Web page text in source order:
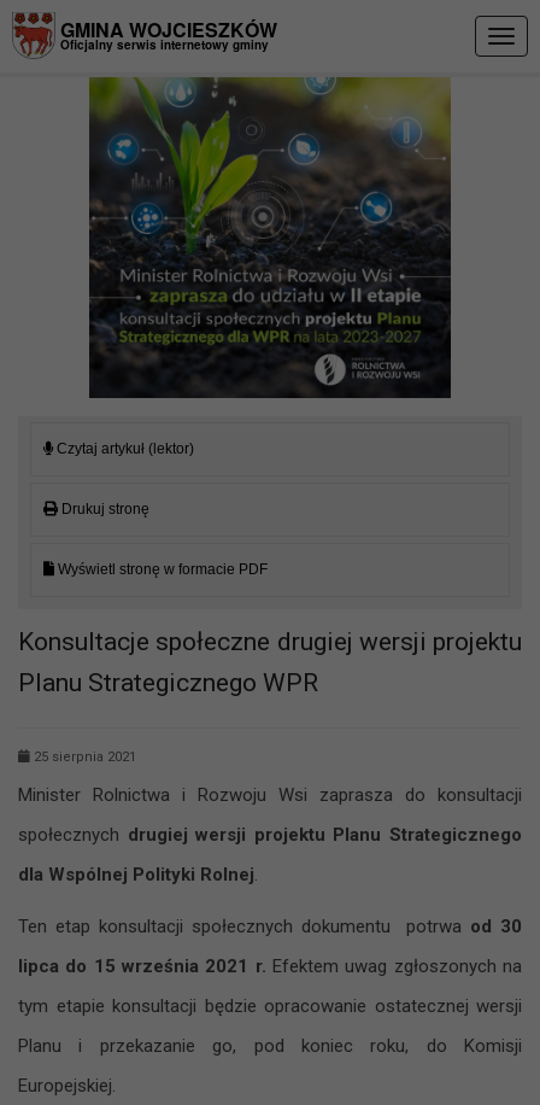
GMINA WOJCIESZKÓW
Oficjalny serwis internetowy gminy
Czytaj artykuł (lektor)
Drukuj stronę
Wyświetl stronę w formacie PDF
Konsultacje społeczne drugiej wersji projektu
Planu Strategicznego WPR
25 sierpnia 2021
Minister Rolnictwa i Rozwoju Wsi zaprasza do konsultacji
społecznych drugiej wersji projektu Planu Strategicznego
dla Wspólnej Polityki Rolnej.
Ten etap konsultacji społecznych dokumentu potrwa od 30
lipca do 15 września 2021 r. Efektem uwag zgłoszonych na
tym etapie konsultacji będzie opracowanie ostatecznej wersji
Planu i przekazanie go, pod koniec roku, do Komisji
Europejskiej.